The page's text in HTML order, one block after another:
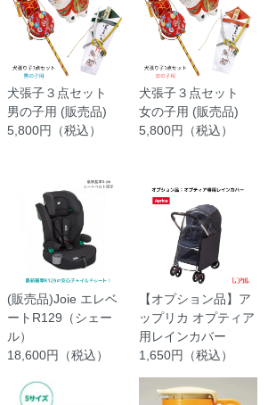
犬張子３点セット
男の子用 (販売品)
5,800円（税込）
犬張子３点セット
女の子用 (販売品)
5,800円（税込）
(販売品)Joie エレベ
ートR129（シェー
ル）
18,600円（税込）
【オプション品】ア
ップリカ オプティア
用レインカバー
1,650円（税込）